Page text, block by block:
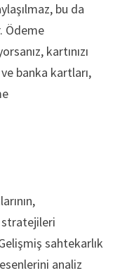
bu da
Ödeme
kartınızı
banka kartları,
stratejileri
sahtekarlık
analiz